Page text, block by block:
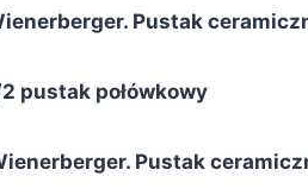
Pustak
pustak połówkowy
Pustak